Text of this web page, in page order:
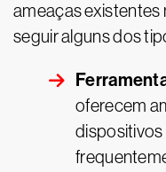
ameaças existentes
seguir alguns dos
oferecem
dispositivos